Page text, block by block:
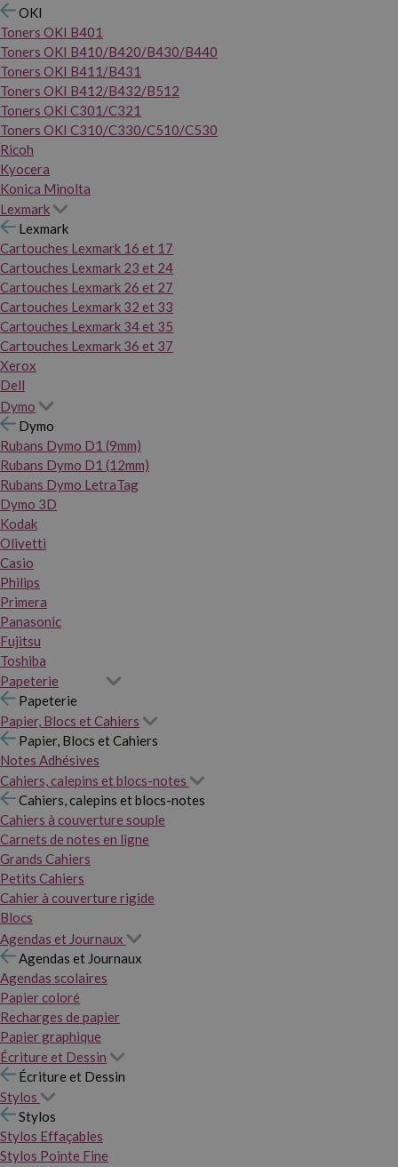
OKI
Toners OKI B401
Toners OKI B410/B420/B430/B440
Toners OKI B411/B431
Toners OKI B412/B432/B512
Toners OKI C301/C321
Toners OKI C310/C330/C510/C530
Ricoh
Kyocera
Konica Minolta
Lexmark
Lexmark
Cartouches Lexmark 16 et 17
Cartouches Lexmark 23 et 24
Cartouches Lexmark 26 et 27
Cartouches Lexmark 32 et 33
Cartouches Lexmark 34 et 35
Cartouches Lexmark 36 et 37
Xerox
Dell
Dymo
Dymo
Rubans Dymo D1 (9mm)
Rubans Dymo D1 (12mm)
Rubans Dymo LetraTag
Dymo 3D
Kodak
Olivetti
Casio
Philips
Primera
Panasonic
Fujitsu
Toshiba
Papeterie
Papeterie
Papier, Blocs et Cahiers
Papier, Blocs et Cahiers
Notes Adhésives
Cahiers, calepins et blocs-notes
Cahiers, calepins et blocs-notes
Cahiers à couverture souple
Carnets de notes en ligne
Grands Cahiers
Petits Cahiers
Cahier à couverture rigide
Blocs
Agendas et Journaux
Agendas et Journaux
Agendas scolaires
Papier coloré
Recharges de papier
Papier graphique
Écriture et Dessin
Écriture et Dessin
Stylos
Stylos
Stylos Effaçables
Stylos Pointe Fine